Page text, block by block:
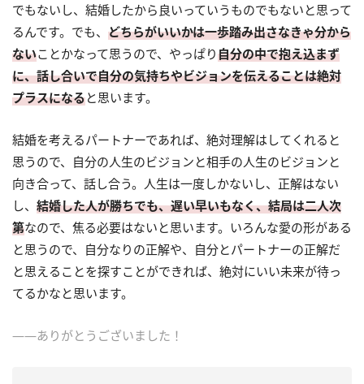
でもないし、結婚したから良いっていうものでもないと思って
るんです。でも、 どちらがいいかは一歩踏み出さなきゃ分から
ないことかなって思うので、やっぱり自分の中で抱え込まず
に、話し合いで自分の気持ちやビジョンを伝えることは絶対
プラスになると思います。
結婚を考えるパートナーであれば、絶対理解はしてくれると
思うので、自分の人生のビジョンと相手の人生のビジョンと
向き合って、話し合う。人生は一度しかないし、正解はない
し、 結婚した人が勝ちでも、遅い早いもなく、結局は二人次
第なので、焦る必要はないと思います。いろんな愛の形がある
と思うので、自分なりの正解や、自分とパートナーの正解だ
と思えることを探すことができれば、絶対にいい未来が待っ
てるかなと思います。
――ありがとうございました！